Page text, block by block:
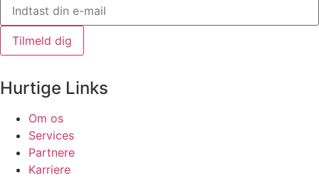
Tilmeld dig
Hurtige Links
Om os
Services
Partnere
Karriere